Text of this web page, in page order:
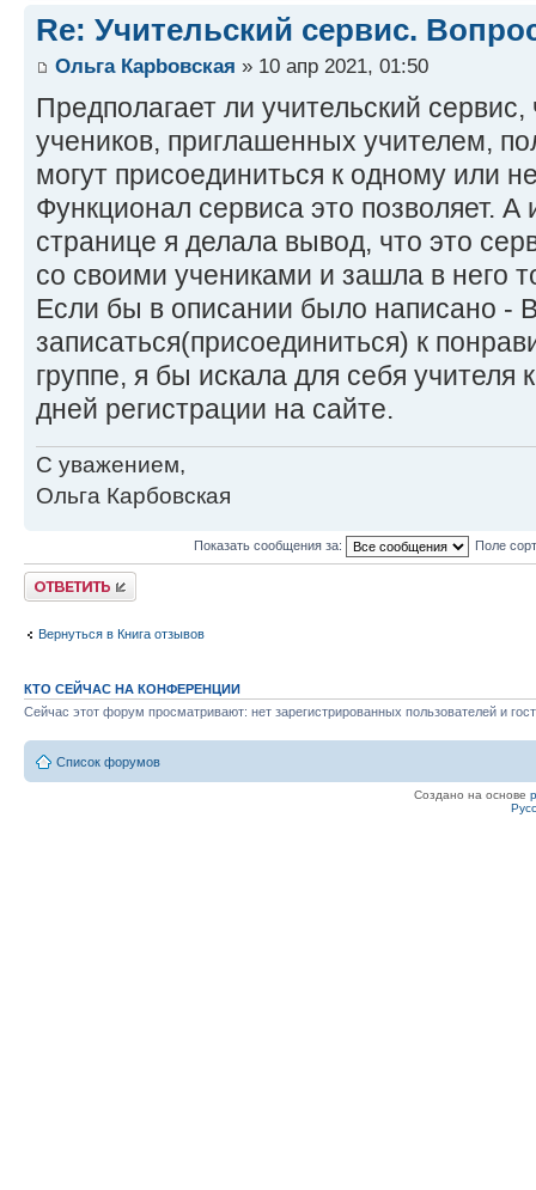
Re: Учительский сервис.
Ольга Карbовская » 10 апр 2021, 01:50
Предполагает ли учительский
учеников, приглашенных учителем,
могут присоединиться к одному или
Функционал сервиса это позволяет. А
странице я делала вывод, что это
со своими учениками и зашла в него
Если бы в описании было написано -
записаться(присоединиться) к
группе, я бы искала для себя учителя
дней регистрации на сайте.
С уважением,
Ольга Карбовская
Показать сообщения за: Поле
Ответить
Вернуться в Книга отзывов
КТО СЕЙЧАС НА КОНФЕРЕНЦИИ
Сейчас этот форум просматривают: нет зарегистрированных пользователей и
Список форумов
Создано на основе